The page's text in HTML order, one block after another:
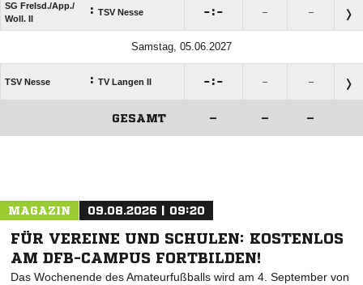
SG Frelsd./​App./​
Woll. II
: TSV Nesse : – –
Samstag, 05.06.2027
TSV Nesse : TV Langen II : – –
GESAMT – – –
MAGAZIN 09.08.2026 | 09:20
FÜR VEREINE UND SCHULEN: KOSTENLOS
AM DFB-CAMPUS FORTBILDEN!
Das Wochenende des Amateurfußballs wird am 4. September von